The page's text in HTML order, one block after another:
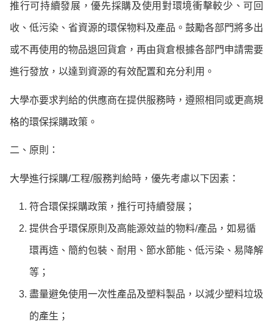
推行可持續發展，優先採購及使用對環境衝擊較少、可回
收、低污染、省資源的環保物料及產品。鼓勵各部門將多出
或不再使用的物品退回貨倉，再由貨倉根據各部門申請需要
進行發放，以達到資源的有效配置和充分利用。
大學亦要求判給的供應商在提供服務時，遵照相同或更高規
格的環保採購政策。
二、原則：
大學進行採購/工程/服務判給時，優先考慮以下因素：
符合環保採購政策，推行可持續發展；
提供合乎環保原則及高能源效益的物料/產品，如易循
環再造、簡約包裝、耐用、節水節能、低污染、易降解
等；
盡量避免使用一次性產品及塑料製品，以減少塑料垃圾
的產生；